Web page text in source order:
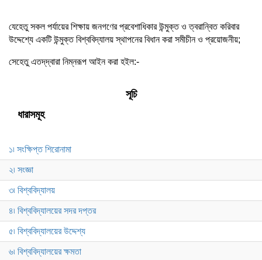
যেহেতু সকল পর্যায়ের শিক্ষায় জনগণের প্রবেশাধিকার উন্মুক্ত ও ত্বরান্বিত করিবার
উদ্দেশ্যে একটি উন্মুক্ত বিশ্ববিদ্যালয় স্থাপনের বিধান করা সমীচীন ও প্রয়োজনীয়;
সেহেতু এতদ্‌দ্বারা নিম্নরূপ আইন করা হইল:-
সূচি
ধারাসমূহ
১৷ সংক্ষিপ্ত শিরোনামা
২৷ সংজ্ঞা
৩৷ বিশ্ববিদ্যালয়
৪৷ বিশ্ববিদ্যালয়ের সদর দপ্তর
৫৷ বিশ্ববিদ্যালয়ের উদ্দেশ্য
৬৷ বিশ্ববিদ্যালয়ের ক্ষমতা